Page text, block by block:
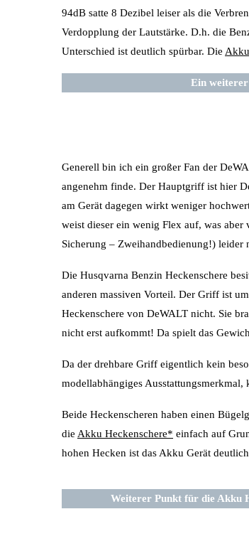
94dB satte 8 Dezibel leiser als die
Verdopplung der Lautstärke. D.h. die
Unterschied ist deutlich spürbar. Die
Ein
Generell bin ich ein großer Fan der
angenehm finde. Der Hauptgriff ist hier
am Gerät dagegen wirkt weniger
weist dieser ein wenig Flex auf, was
Sicherung – Zweihandbedienung!)
Die Husqvarna Benzin Heckenschere
anderen massiven Vorteil. Der Griff ist
Heckenschere von DeWALT nicht. Sie
nicht erst aufkommt! Da spielt das
Da der drehbare Griff eigentlich kein
modellabhängiges
Beide Heckenscheren haben einen
die Akku Heckenschere* einfach auf
hohen Hecken ist das Akku Gerät
Weiterer Punkt für die Akku